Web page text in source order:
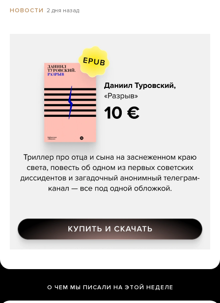
НОВОСТИ 2 дня назад
Даниил Туровский, «Разрыв»
О ЧЕМ МЫ ПИСАЛИ НА ЭТОЙ НЕДЕЛЕ